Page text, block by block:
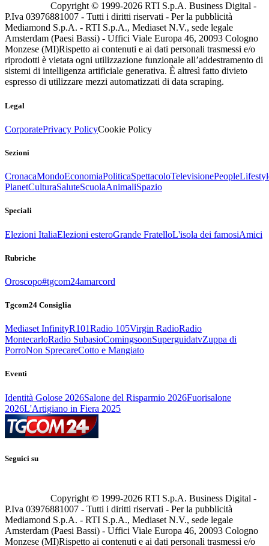
Copyright © 1999-2026 RTI S.p.A. Business Digital -
P.Iva 03976881007 - Tutti i diritti riservati - Per la pubblicità
Mediamond S.p.A. - RTI S.p.A., Mediaset N.V., sede legale
Amsterdam (Paesi Bassi) - Uffici Viale Europa 46, 20093 Cologno
Monzese (MI)Rispetto ai contenuti e ai dati personali trasmessi e/o
riprodotti è vietata ogni utilizzazione funzionale all’addestramento di
sistemi di intelligenza artificiale generativa. È altresì fatto divieto
espresso di utilizzare mezzi automatizzati di data scraping.
Legal
CorporatePrivacy PolicyCookie Policy
Sezioni
CronacaMondoEconomiaPoliticaSpettacoloTelevisionePeople
PlanetCulturaSaluteScuolaAnimaliSpazio
Speciali
Elezioni ItaliaElezioni esteroGrande FratelloL'isola dei famosiAmici
Rubriche
Oroscopo#tgcom24amarcord
Tgcom24 Consiglia
Mediaset InfinityR101Radio 105Virgin RadioRadio
MontecarloRadio SubasioComingsoonSuperguidatvZuppa di
PorroNon SprecareCotto e Mangiato
Eventi
Identità Golose 2026Salone del Risparmio 2026Fuorisalone
2026L'Artigiano in Fiera 2025
Seguici su
Copyright © 1999-2026 RTI S.p.A. Business Digital -
P.Iva 03976881007 - Tutti i diritti riservati - Per la pubblicità
Mediamond S.p.A. - RTI S.p.A., Mediaset N.V., sede legale
Amsterdam (Paesi Bassi) - Uffici Viale Europa 46, 20093 Cologno
Monzese (MI)Rispetto ai contenuti e ai dati personali trasmessi e/o